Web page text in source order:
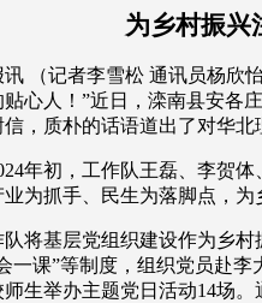
为乡村振兴
讯 （记者李雪松 通讯员杨欣
心人！”近日，滦南县安各
，质朴的话语道出了对华北
年初，工作队王磊、李贺
为抓手、民生为落脚点，为
队将基层党组织建设作为乡
一课”等制度，组织党员赴李
生举办主题党日活动14场。